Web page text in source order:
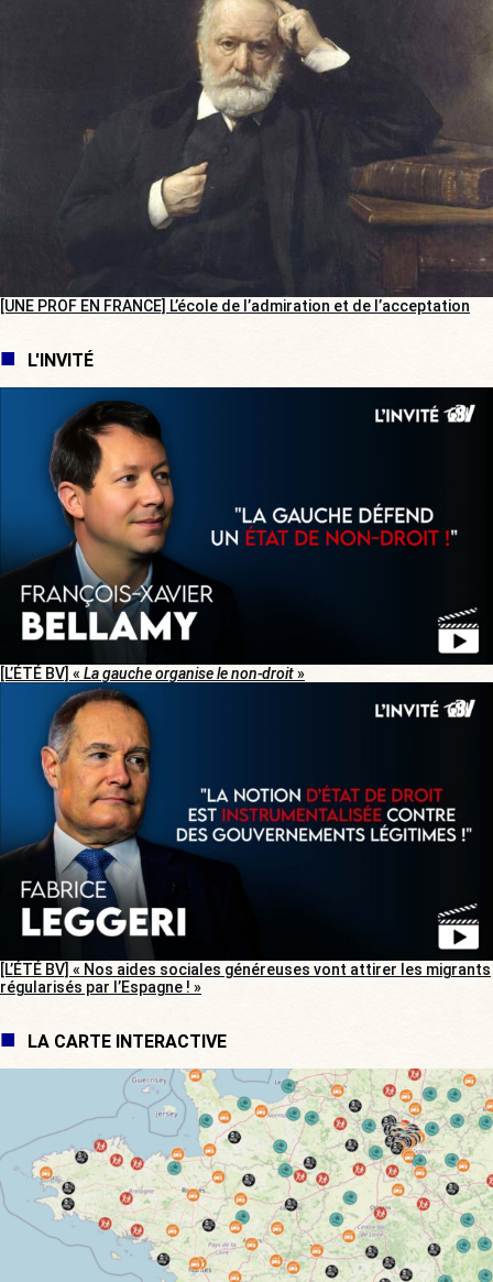
[UNE PROF EN FRANCE] L’école de l’admiration et de l’acceptation
L'INVITÉ
[L’ÉTÉ BV] « La gauche organise le non-droit»
[L’ÉTÉ BV] « Nos aides sociales généreuses vont attirer les migrants
régularisés par l’Espagne ! »
LA CARTE INTERACTIVE